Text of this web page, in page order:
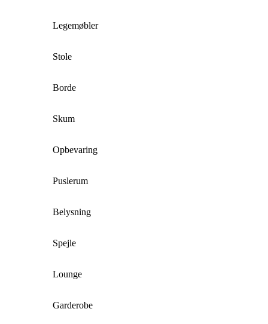
Legemøbler
Stole
Borde
Skum
Opbevaring
Puslerum
Belysning
Spejle
Lounge
Garderobe